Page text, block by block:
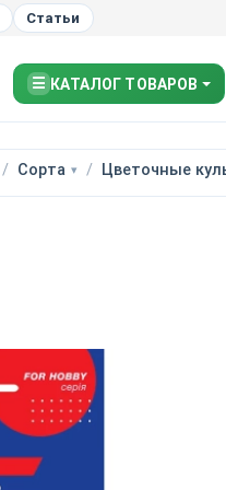
Статьи
☰ КАТАЛОГ ТОВАРОВ
Сорта Цветочные